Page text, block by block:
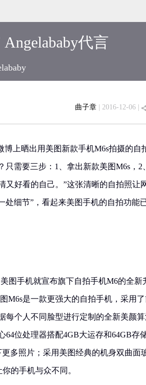
代言
曲子章 | 2016-12-06 |
博上晒出用美图新款手机M6s拍摄的自
只需要三步：1、拿出新款美图M6s，2
又好看的自己。”这张清晰的自拍照让
处细节”，看起来美图手机的自拍功能
美图手机就宣布旗下自拍手机M6的全
M6s是一款更强大的自拍手机，采用了
每个人不同脸型进行定制的全新美颜
64位处理器搭配4GB大运存和64GB存
多照片；采用美图经典的机身双曲面
的手机与众不同。